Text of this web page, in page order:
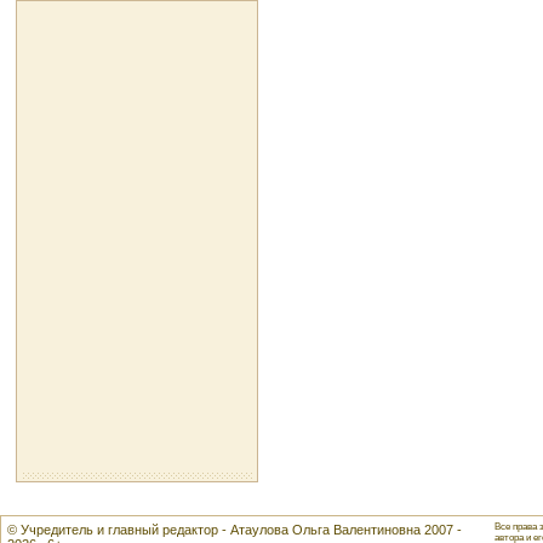
© Учредитель и главный редактор - Атаулова Ольга Валентиновна 2007 -
Все права
автора и